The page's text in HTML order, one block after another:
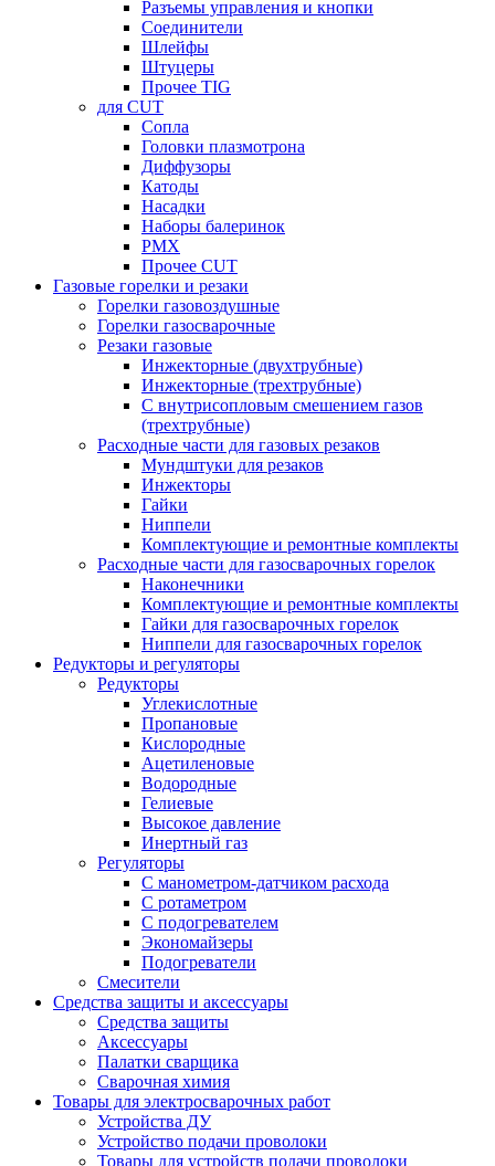
Разъемы управления и кнопки
Соединители
Шлейфы
Штуцеры
Прочее TIG
для CUT
Сопла
Головки плазмотрона
Диффузоры
Катоды
Насадки
Наборы балеринок
PMX
Прочее CUT
Газовые горелки и резаки
Горелки газовоздушные
Горелки газосварочные
Резаки газовые
Инжекторные (двухтрубные)
Инжекторные (трехтрубные)
С внутрисопловым смешением газов
(трехтрубные)
Расходные части для газовых резаков
Мундштуки для резаков
Инжекторы
Гайки
Ниппели
Комплектующие и ремонтные комплекты
Расходные части для газосварочных горелок
Наконечники
Комплектующие и ремонтные комплекты
Гайки для газосварочных горелок
Ниппели для газосварочных горелок
Редукторы и регуляторы
Редукторы
Углекислотные
Пропановые
Кислородные
Ацетиленовые
Водородные
Гелиевые
Высокое давление
Инертный газ
Регуляторы
С манометром-датчиком расхода
С ротаметром
С подогревателем
Экономайзеры
Подогреватели
Смесители
Средства защиты и аксессуары
Средства защиты
Аксессуары
Палатки сварщика
Сварочная химия
Товары для электросварочных работ
Устройства ДУ
Устройство подачи проволоки
Товары для устройств подачи проволоки